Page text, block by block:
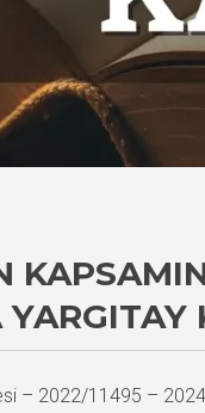
– 2022/11495 –